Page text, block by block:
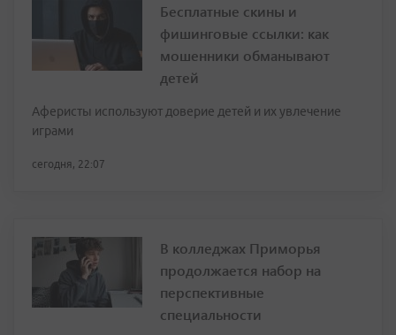
Бесплатные скины и
фишинговые ссылки: как
мошенники обманывают
детей
Аферисты используют доверие детей и их увлечение
играми
сегодня, 22:07
В колледжах Приморья
продолжается набор на
перспективные
специальности